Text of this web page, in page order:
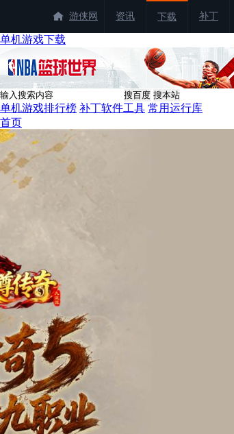
游侠网 资讯 下载 补丁
单机游戏下载
单机游戏排行榜 补丁软件工具 常用运行库
首页
找游戏
找补丁
单机游戏
网络游戏
经典单机
游侠商城
热门游戏
龙虾霸王服
|
魔兽争霸3
|
超变单职业
|
红色警戒2
刀刀暴击
侠盗猎车手
|